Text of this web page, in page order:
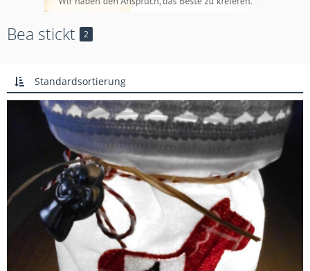
Bea stickt 2
Standardsortierung